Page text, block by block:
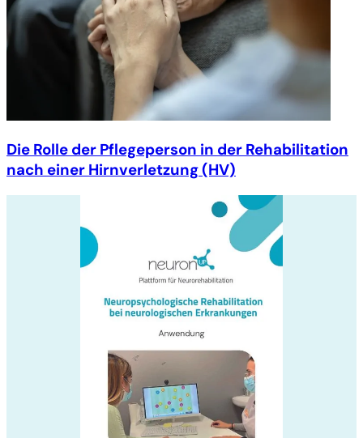
Die Rolle der Pflegeperson in der Rehabilitation
nach einer Hirnverletzung (HV)